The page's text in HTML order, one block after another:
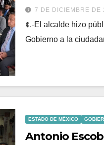
7 DE DICIEMBRE DE
¢.-El alcalde hizo
Gobierno a la
ESTADO DE MÉXICO
Antonio